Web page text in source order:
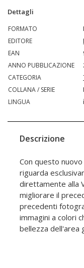
Dettagli
FORMATO
EDITORE
EAN
ANNO PUBBLICAZIONE
CATEGORIA
COLLANA / SERIE
LINGUA
Descrizione
Con questo
riguarda
direttamente alla
migliorare il
precedenti
immagini a colori
bellezza dell'area